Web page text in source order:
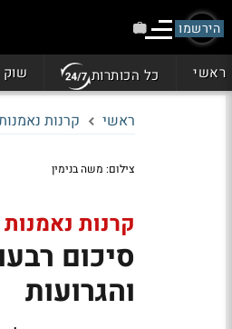
הירשמו
ראשי כל הכותרות שוק
ראשי קרנות
צילום: משה בנימין
קרנות נאמנות
סיכום
והגרועות